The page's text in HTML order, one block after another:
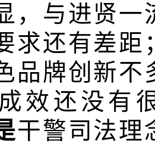
，与进贤一
求还有差距
品牌创新不
效还没有
干警司 法理